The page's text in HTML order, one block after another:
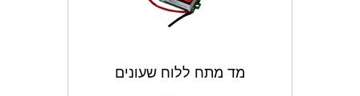
מד מתח ללוח שעונים